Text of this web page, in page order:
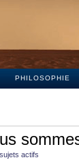
PHILOSOPHIE
actifs